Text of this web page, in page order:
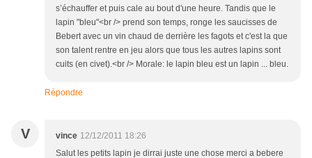
s’échauffer et puis cale au bout d'une heure. Tandis que le
lapin "bleu"<br /> prend son temps, ronge les saucisses de
Bebert avec un vin chaud de derrière les fagots et c'est la que
son talent rentre en jeu alors que tous les autres lapins sont
cuits (en civet).<br /> Morale: le lapin bleu est un lapin ... bleu.
Répondre
V vince 12/12/2011 18:26
Salut les petits lapin je dirrai juste une chose merci a bebere